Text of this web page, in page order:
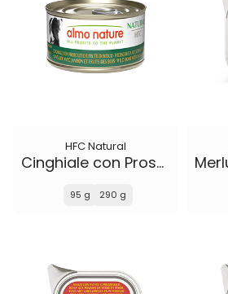
HFC Natural
Cinghiale con Prosciutto e Frutti di Bosco
95 g 290 g